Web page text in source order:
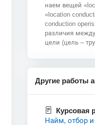
наем вещей
«location
conduction
различия
цели (цель –
Другие работы
Курсовая
Найм, отбор